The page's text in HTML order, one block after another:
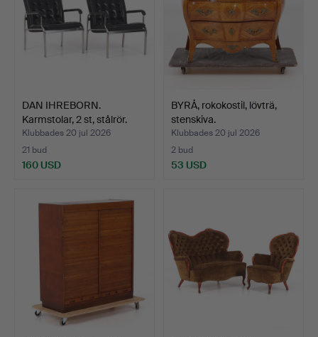
DAN IHREBORN.
Karmstolar, 2 st, stålrör.
Klubbades 20 jul 2026
21 bud
160 USD
BYRÅ, rokokostil, lövträ,
stenskiva.
Klubbades 20 jul 2026
2 bud
53 USD